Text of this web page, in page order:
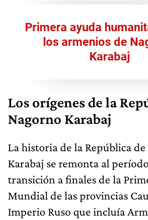
Primera ayuda
los armenios de
Karabaj
Los orígenes de la
Nagorno Karabaj
La historia de la República
Karabaj se remonta al
transición a finales de la
Mundial de las provincias
Imperio Ruso que incluía